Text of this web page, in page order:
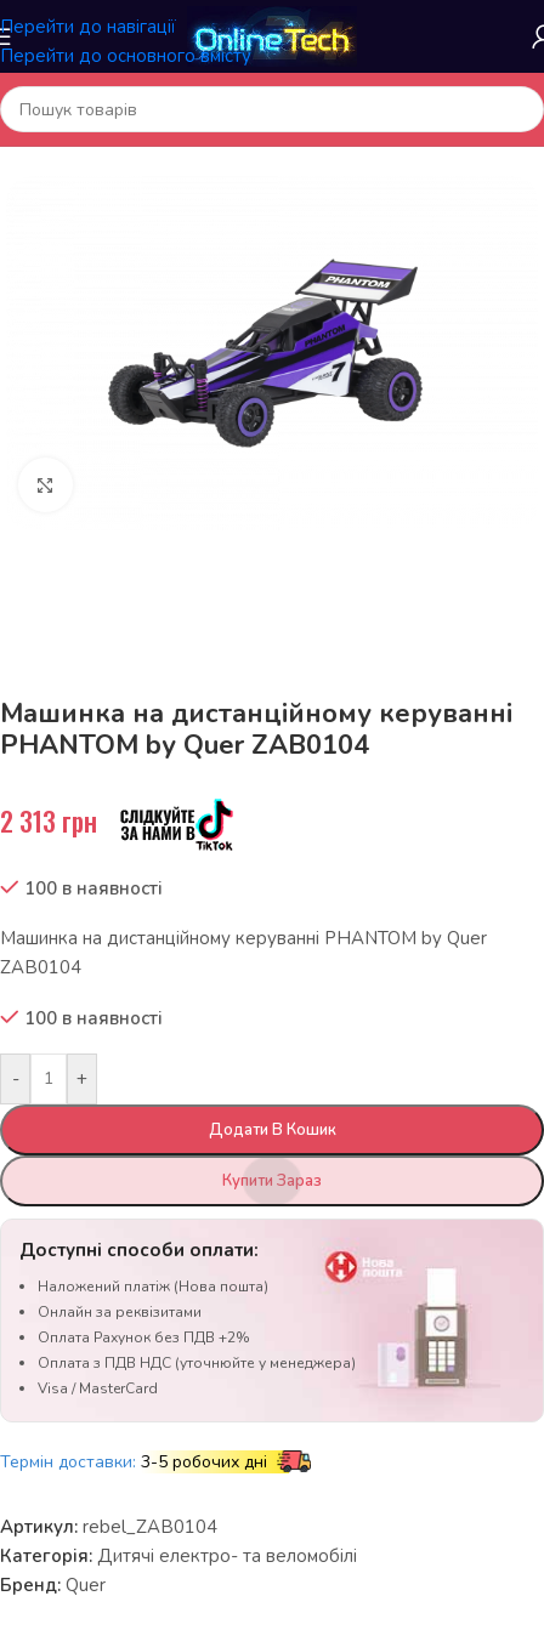
Перейти до навігації
Перейти до основного вмісту
Головна/Автомобільні товари/Дитячі електро- та веломобілі
Машинка на дистанційному керуванні
PHANTOM by Quer ZAB0104
2 313 грн
100 в наявності
Машинка на дистанційному керуванні PHANTOM by Quer
ZAB0104
100 в наявності
- +
Додати В Кошик
Купити Зараз
Доступні способи оплати:
Наложений платіж (Нова пошта)
Онлайн за реквізитами
Оплата Рахунок без ПДВ +2%
Оплата з ПДВ НДС (уточнюйте у менеджера)
Visa / MasterCard
Термін доставки: 3-5 робочих дні
Артикул: rebel_ZAB0104
Категорія: Дитячі електро- та веломобілі
Бренд: Quer